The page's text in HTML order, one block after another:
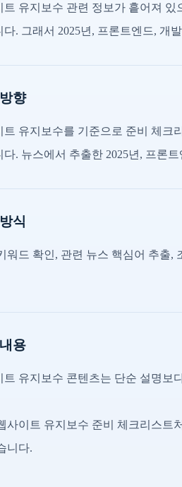
트 유지보수 관련 정보가 흩어져
다. 그래서 2025년, 프론트엔드, 개
향
트 유지보수를 기준으로 준비 체크
다. 뉴스에서 추출한 2025년, 프론
식
워드 확인, 관련 뉴스 핵심어 추출,
용
트 유지보수 콘텐츠는 단순 설명보
사이트 유지보수 준비 체크리스트
니다.